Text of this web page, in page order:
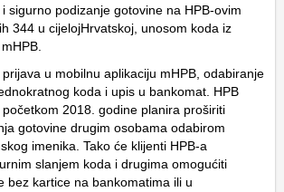
sigurno podizanje gotovine na HPB-ovim
344 u cijelojHrvatskoj, unosom koda iz
u mobilnu aplikaciju mHPB, odabiranje
koda i upis u bankomat. HPB
2018. godine planira proširiti
gotovine drugim osobama odabirom
imenika. Tako će klijenti HPB-a
slanjem koda i drugima omogućiti
bez kartice na bankomatima ili u